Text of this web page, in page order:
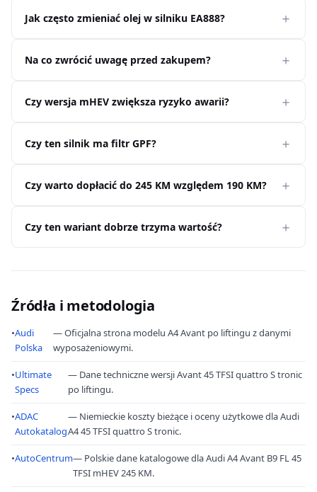
Jak często zmieniać olej w silniku EA888?
Na co zwrócić uwagę przed zakupem?
Czy wersja mHEV zwiększa ryzyko awarii?
Czy ten silnik ma filtr GPF?
Czy warto dopłacić do 245 KM względem 190 KM?
Czy ten wariant dobrze trzyma wartość?
Źródła i metodologia
•Audi
Polska
— Oficjalna strona modelu A4 Avant po liftingu z danymi
wyposażeniowymi.
•Ultimate
Specs
— Dane techniczne wersji Avant 45 TFSI quattro S tronic
po liftingu.
•ADAC
Autokatalog
— Niemieckie koszty bieżące i oceny użytkowe dla Audi
A4 45 TFSI quattro S tronic.
•AutoCentrum— Polskie dane katalogowe dla Audi A4 Avant B9 FL 45
TFSI mHEV 245 KM.